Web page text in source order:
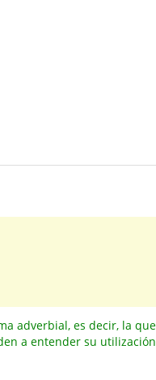
adverbial, es decir, la
a entender su